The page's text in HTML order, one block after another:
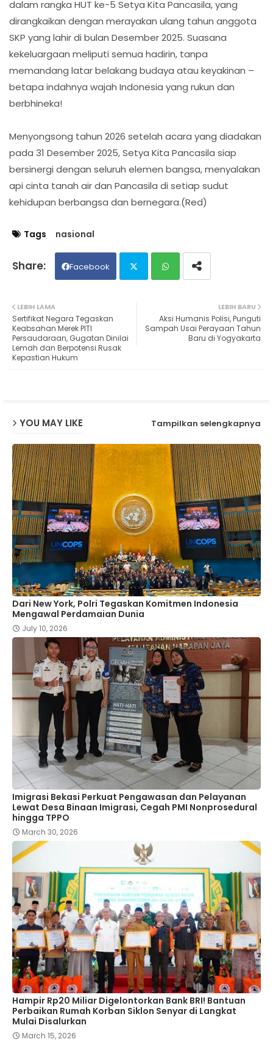
dalam rangka HUT ke-5 Setya Kita Pancasila, yang
dirangkaikan dengan merayakan ulang tahun anggota
SKP yang lahir di bulan Desember 2025. Suasana
kekeluargaan meliputi semua hadirin, tanpa
memandang latar belakang budaya atau keyakinan –
betapa indahnya wajah Indonesia yang rukun dan
berbhineka!
Menyongsong tahun 2026 setelah acara yang diadakan
pada 31 Desember 2025, Setya Kita Pancasila siap
bersinergi dengan seluruh elemen bangsa, menyalakan
api cinta tanah air dan Pancasila di setiap sudut
kehidupan berbangsa dan bernegara.(Red)
Tags nasional
Facebook
ats
LEBIH BARU
Aksi Humanis Polisi, Punguti
Sampah Usai Perayaan Tahun
Baru di Yogyakarta
LEBIH LAMA
Sertifikat Negara Tegaskan
Keabsahan Merek PITI
Persaudaraan, Gugatan Dinilai
Lemah dan Berpotensi Rusak
Kepastian Hukum
YOU MAY LIKE Tampilkan selengkapnya
Dari New York, Polri Tegaskan Komitmen Indonesia
Mengawal Perdamaian Dunia
July 10, 2026
Imigrasi Bekasi Perkuat Pengawasan dan Pelayanan
Lewat Desa Binaan Imigrasi, Cegah PMI Nonprosedural
hingga TPPO
March 30, 2026
Hampir Rp20 Miliar Digelontorkan Bank BRI! Bantuan
Perbaikan Rumah Korban Siklon Senyar di Langkat
Mulai Disalurkan
March 15, 2026